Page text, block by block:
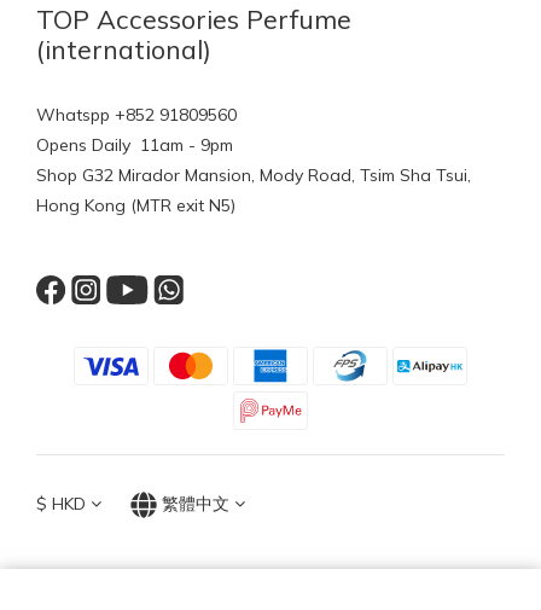
TOP Accessories Perfume
(international)
Whatspp +852 91809560
Opens Daily 11am - 9pm
Shop G32 Mirador Mansion, Mody Road, Tsim Sha Tsui,
Hong Kong (MTR exit N5)
$ HKD 繁體中文